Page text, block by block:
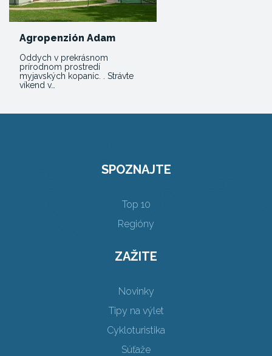
Agropenzión Adam
Oddych v prekrásnom
prírodnom prostredí
myjavských kopaníc. . Strávte
víkend v…
SPOZNAJTE
Top 10
Regióny
ZAŽITE
Novinky
Tipy na výlet
Cykloturistika
Súťaže